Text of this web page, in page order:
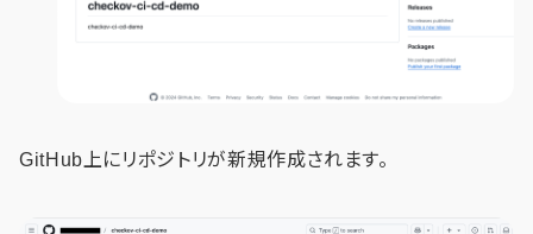
GitHub上にリポジトリが新規作成されます。